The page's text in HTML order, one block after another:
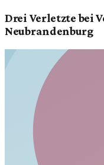
Drei Verletzte bei
Neubrandenburg